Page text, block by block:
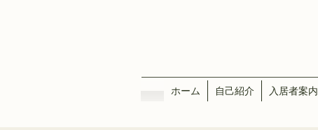
ホーム 自己紹介 入居者案内